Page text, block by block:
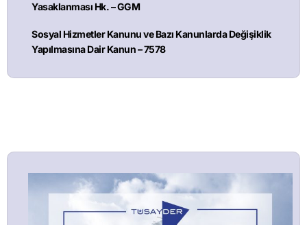
Yasaklanması Hk. – GGM
Sosyal Hizmetler Kanunu ve Bazı Kanunlarda Değişiklik
Yapılmasına Dair Kanun – 7578